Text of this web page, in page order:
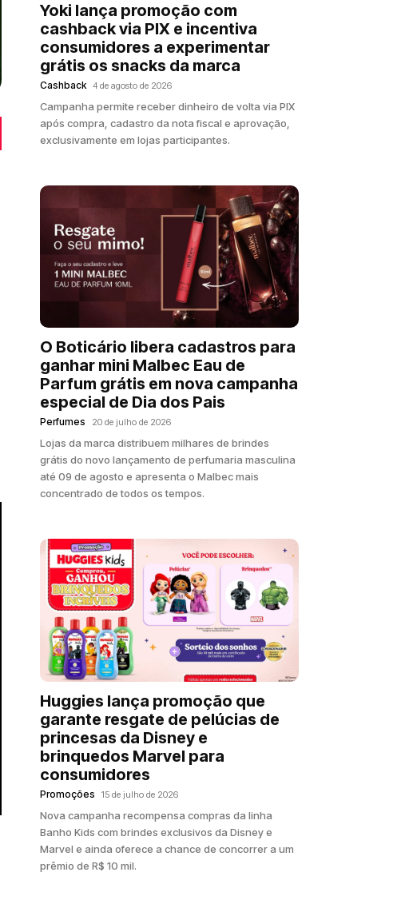
Yoki lança promoção com
cashback via PIX e incentiva
consumidores a experimentar
grátis os snacks da marca
Cashback 4 de agosto de 2026
Campanha permite receber dinheiro de volta via PIX
após compra, cadastro da nota fiscal e aprovação,
exclusivamente em lojas participantes.
O Boticário libera cadastros para
ganhar mini Malbec Eau de
Parfum grátis em nova campanha
especial de Dia dos Pais
Perfumes 20 de julho de 2026
Lojas da marca distribuem milhares de brindes
grátis do novo lançamento de perfumaria masculina
até 09 de agosto e apresenta o Malbec mais
concentrado de todos os tempos.
Huggies lança promoção que
garante resgate de pelúcias de
princesas da Disney e
brinquedos Marvel para
consumidores
Promoções 15 de julho de 2026
Nova campanha recompensa compras da linha
Banho Kids com brindes exclusivos da Disney e
Marvel e ainda oferece a chance de concorrer a um
prêmio de R$ 10 mil.